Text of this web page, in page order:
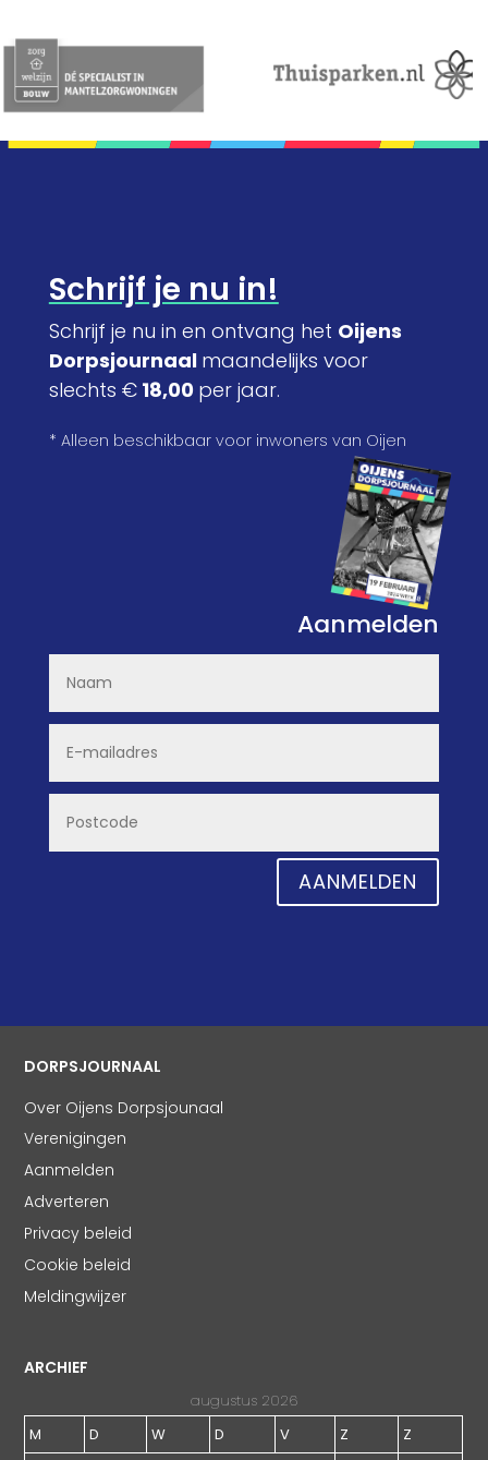
Schrijf je nu in!
Schrijf je nu in en ontvang het Oijens
Dorpsjournaal maandelijks voor
slechts €18,00 per jaar.
* Alleen beschikbaar voor inwoners van Oijen
Aanmelden
AANMELDEN
DORPSJOURNAAL
Over Oijens Dorpsjounaal
Verenigingen
Aanmelden
Adverteren
Privacy beleid
Cookie beleid
Meldingwijzer
ARCHIEF
augustus 2026
M
D W D V Z
Z